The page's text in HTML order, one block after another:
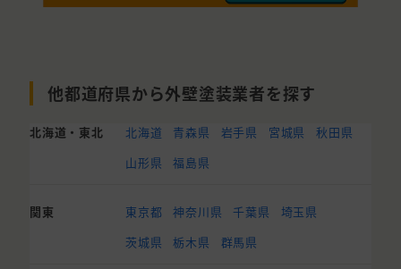
他都道府県から外壁塗装業者を探す
北海道・東北 北海道 青森県 岩手県 宮城県
秋田県
山形県
福島県
関東 東京都 神奈川県 千葉県
埼玉県
茨城県
栃木県 群馬県